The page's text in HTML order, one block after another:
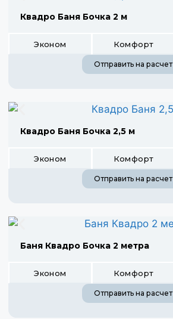
Квадро Баня Бочка 2 м
Эконом Комфорт
Отправить на расчет
Квадро Баня Бочка 2,5 м
Эконом Комфорт
Отправить на расчет
Баня Квадро Бочка 2 метра
Эконом Комфорт
Отправить на расчет